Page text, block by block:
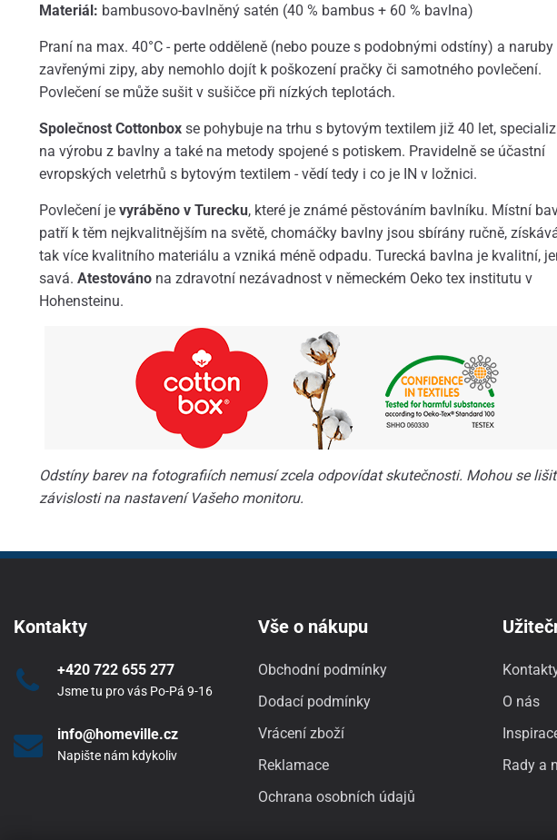
Materiál: bambusovo-bavlněný satén (40 % bambus + 60 % bavlna)
Praní na max. 40°C - perte odděleně (nebo pouze s podobnými odstíny) a naruby
zavřenými zipy, aby nemohlo dojít k poškození pračky či samotného povlečení.
Povlečení se může sušit v sušičce při nízkých teplotách.
Společnost Cottonboxse pohybuje na trhu s bytovým textilem již 40 let,
na výrobu z bavlny a také na metody spojené s potiskem. Pravidelně se účastní
evropských veletrhů s bytovým textilem - vědí tedy i co je IN v ložnici.
Povlečení je vyráběno v Turecku, které je známé pěstováním bavlníku. Místní
patří k těm nejkvalitnějším na světě, chomáčky bavlny jsou sbírány ručně,
tak více kvalitního materiálu a vzniká méně odpadu. Turecká bavlna je kvalitní,
savá. Atestovánona zdravotní nezávadnost v německém Oeko tex institutu v
Hohensteinu.
Odstíny barev na fotografiích nemusí zcela odpovídat skutečnosti. Mohou se
závislosti na nastavení Vašeho monitoru.
Kontakty
+420 722 655 277
Jsme tu pro vás Po-Pá 9-16
info@homeville.cz
Napište nám kdykoliv
Vše o nákupu
Obchodní podmínky
Dodací podmínky
Vrácení zboží
Reklamace
Ochrana osobních údajů
O nás
Rady a